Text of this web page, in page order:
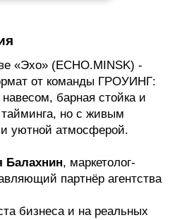
«Эхо» (ECHO.MINSK) -
от команды ГРОУИНГ:
барная стойка и
тайминга, но с живым
уютной атмосферой.
Балахнин, маркетолог-
партнёр агентства
бизнеса и на реальных